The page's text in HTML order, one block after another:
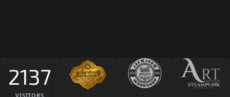
2137